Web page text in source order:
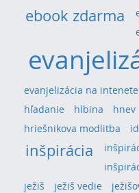
ebook zdarma
evanjelizácia na intenete
hľadanie
hlbina hnev
hriešnikova modlitba
inšpirácia
ježiš
ježiš vedie